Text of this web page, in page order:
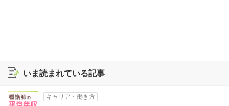
いま読まれている記事
キャリア・働き方